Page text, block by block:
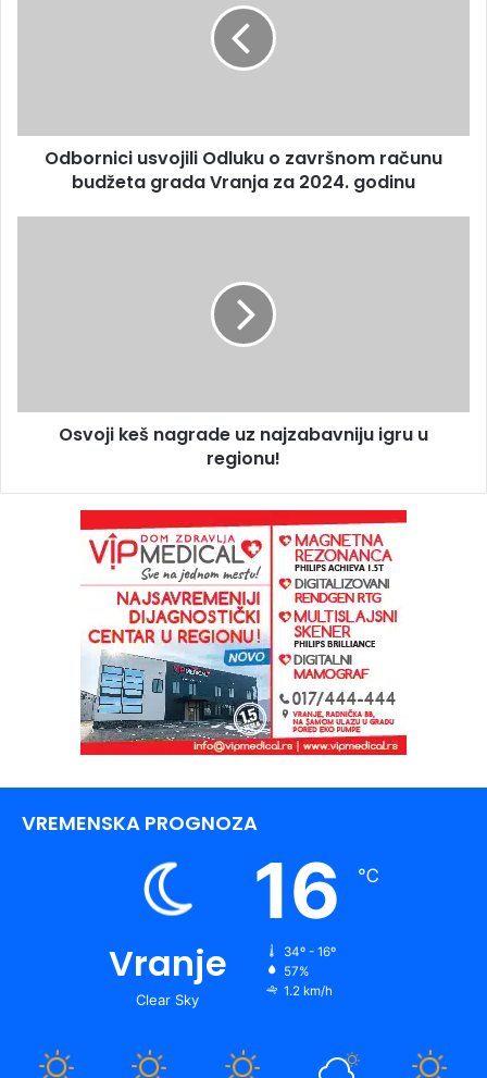
Odbornici usvojili Odluku o završnom računu
budžeta grada Vranja za 2024. godinu
Osvoji keš nagrade uz najzabavniju igru u
regionu!
VREMENSKA PROGNOZA
Vranje
Clear Sky
16 ℃
34º - 16º
57%
1.2 km/h